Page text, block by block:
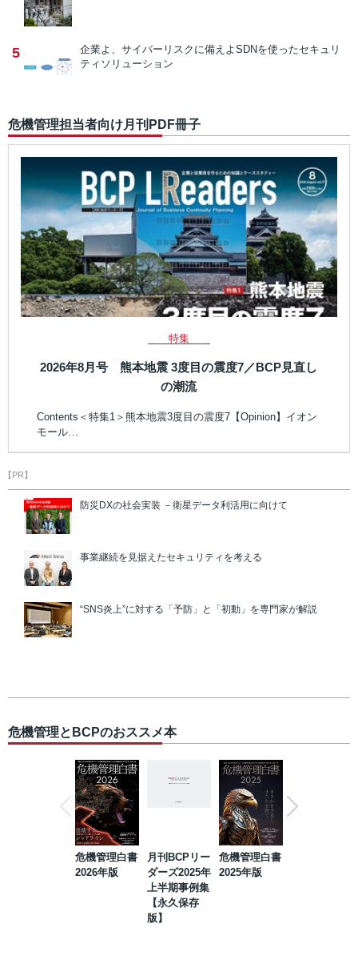
5 企業よ、サイバーリスクに備えよ SDNを使ったセキュリ
ティソリューション
危機管理担当者向け月刊PDF冊子
特集
2026年8月号 熊本地震 3度目の震度7／BCP見直し
の潮流
Contents＜特集1＞熊本地震3度目の震度7【Opinion】イオン
モール…
【PR】
防災DXの社会実装 －衛星データ利活用に向けて
事業継続を見据えたセキュリティを考える
“SNS炎上”に対する「予防」と「初動」を専門家が解説
危機管理とBCPのおススメ本
危機管理白書
2026年版
月刊BCPリー
ダーズ2025年
上半期事例集
【永久保存
版】
危機管理白書
2025年版